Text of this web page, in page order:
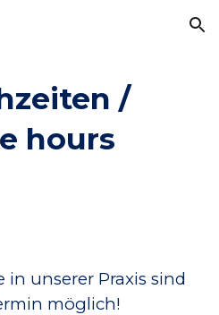
Skip to navigation
/
hours
in unserer Praxis sind
möglich!